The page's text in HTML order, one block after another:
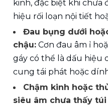
kinh, đặc biệt khi chưa
hiệu rối loạn nội tiết
Đau bụng dưới
chậu: Cơn đau âm ỉ
gáy có thể là dấu hiệu
cung tái phát hoặc
Chậm kinh hoặc
siêu âm chưa thấy